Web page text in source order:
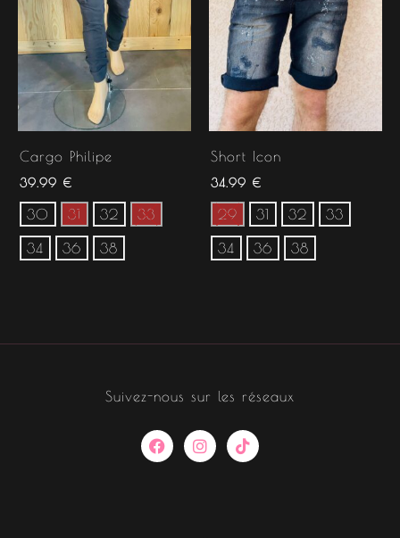
Cargo Philipe
39.99 €
30 31 32 33
34 36 38
Short Icon
34.99 €
29 31 32 33
34 36 38
Suivez-nous sur les réseaux
F
a
c
I
n
s
T
i
k